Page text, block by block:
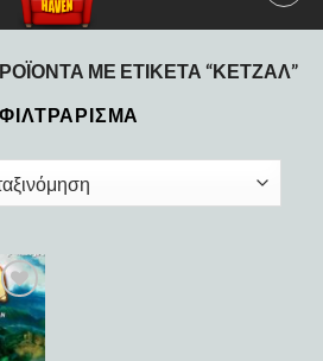
ΜΕ ΕΤΙΚΈΤΑ “ΚΈΤΖΑΛ”
ΦΙΛΤΡΆΡΙΣΜΑ
to